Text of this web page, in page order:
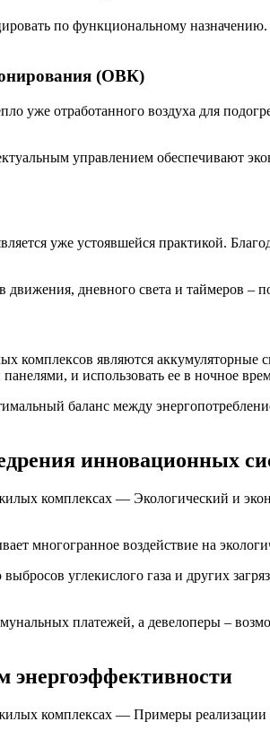
по функциональному назначению.
(ОВК)
уже отработанного воздуха для
управлением обеспечивают
уже устоявшейся практикой.
дневного света и таймеров –
являются аккумуляторные
и использовать ее в ночное
баланс между
инновационных
комплексах — Экологический и
многогранное воздействие на
углекислого газа и других
платежей, а девелоперы –
комплексах — Примеры